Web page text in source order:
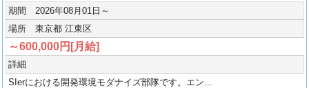
期間 2026年08月01日～
場所 東京都 江東区
～600,000円[月給]
詳細
SIerにおける開発環境モダナイズ部隊です。エン...